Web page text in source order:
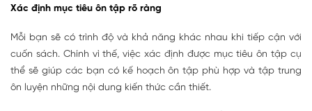
Xác định mục tiêu ôn tập rõ ràng
Mỗi bạn sẽ có trình độ và khả năng khác nhau khi tiếp cận với
cuốn sách. Chính vì thế, việc xác định được mục tiêu ôn tập cụ
thể sẽ giúp các bạn có kế hoạch ôn tập phù hợp và tập trung
ôn luyện những nội dung kiến thức cần thiết.